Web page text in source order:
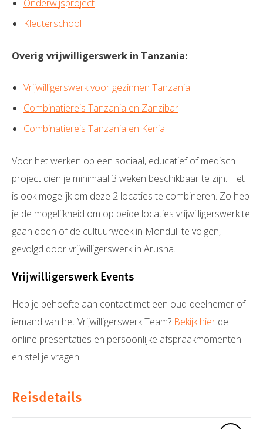
Onderwijsproject
Kleuterschool
Overig vrijwilligerswerk in Tanzania:
Vrijwilligerswerk voor gezinnen Tanzania
Combinatiereis Tanzania en Zanzibar
Combinatiereis Tanzania en Kenia
Voor het werken op een sociaal, educatief of medisch
project dien je minimaal 3 weken beschikbaar te zijn. Het
is ook mogelijk om deze 2 locaties te combineren. Zo heb
je de mogelijkheid om op beide locaties vrijwilligerswerk te
gaan doen of de cultuurweek in Monduli te volgen,
gevolgd door vrijwilligerswerk in Arusha.
Vrijwilligerswerk Events
Heb je behoefte aan contact met een oud-deelnemer of
iemand van het Vrijwilligerswerk Team? Bekijk hier de
online presentaties en persoonlijke afspraakmomenten
en stel je vragen!
Reisdetails